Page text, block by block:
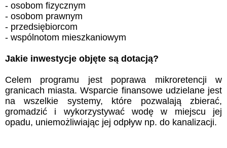
- osobom fizycznym
- osobom prawnym
- przedsiębiorcom
- wspólnotom mieszkaniowym
Jakie inwestycje objęte są dotacją?
Celem programu jest poprawa mikroretencji w
granicach miasta. Wsparcie finansowe udzielane jest
na wszelkie systemy, które pozwalają zbierać,
gromadzić i wykorzystywać wodę w miejscu jej
opadu, uniemożliwiając jej odpływ np. do kanalizacji.